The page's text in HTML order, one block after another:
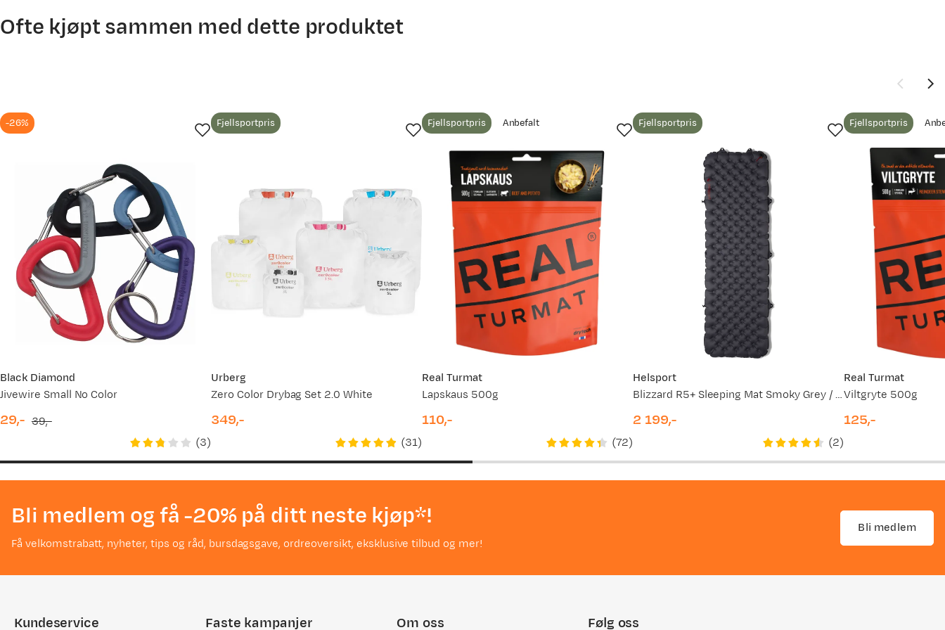
Ofte kjøpt sammen med dette produktet
Black Diamond
Jivewire Small No Color
-26%
29,- 39,-
(3)
Urberg
Zero Color Drybag Set 2.0 White
Fjellsportpris
349,-
(31)
Real Turmat
Lapskaus 500g
Fjellsportpris Anbefalt
110,-
(72)
Helsport
Blizzard R5+ Sleeping Mat Smoky Grey / Ruby Red
Fjellsportpris
2 199,-
(2)
Real Turmat
Viltgryte 500g
Fjellsportpris
125,-
Bli medlem og få -20% på ditt neste kjøp*!
Få velkomstrabatt, nyheter, tips og råd, bursdagsgave, ordreoversikt, eksklusive tilbud og mer!
Bli medlem
Kundeservice Faste kampanjer Om oss Følg oss